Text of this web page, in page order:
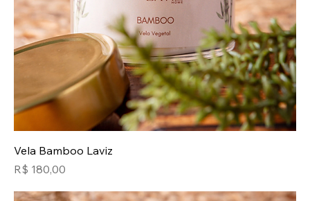
Vela Bamboo Laviz
Preço
R$ 180,00